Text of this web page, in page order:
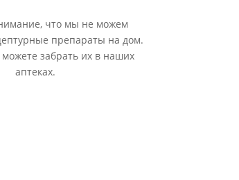
что мы не можем
препараты на дом.
забрать их в наших
аптеках.